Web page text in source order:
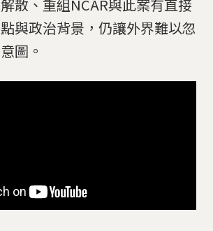
散、重組NCAR與此案有直接
與政治背景，仍讓外界難以忽
圖。